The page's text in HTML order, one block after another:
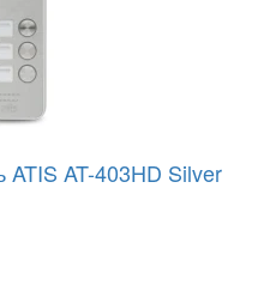
ATIS AT-403HD Silver